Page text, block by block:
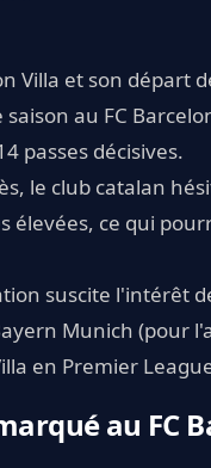
Villa et son départ
au FC
passes décisives.
le club catalan
élevées, ce qui
suscite l'intérêt
Munich (pour
en Premier
au FC